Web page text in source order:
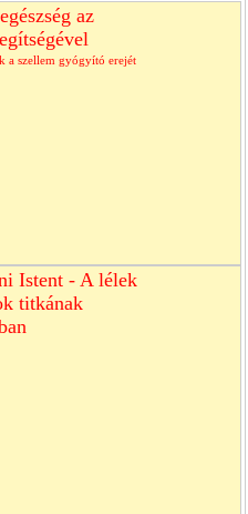
az
a szellem gyógyító erejét
Istent - A lélek
titkának